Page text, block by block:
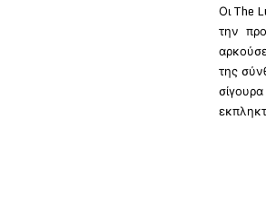
Οι The
την
της